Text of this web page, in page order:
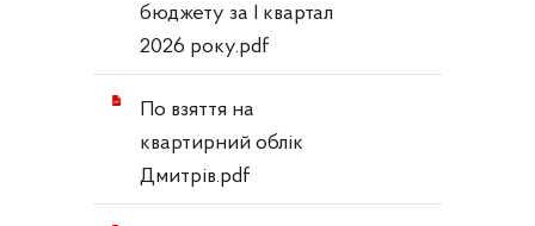
бюджету за І квартал
2026 року.pdf
По взяття на
квартирний облік
Дмитрів.pdf